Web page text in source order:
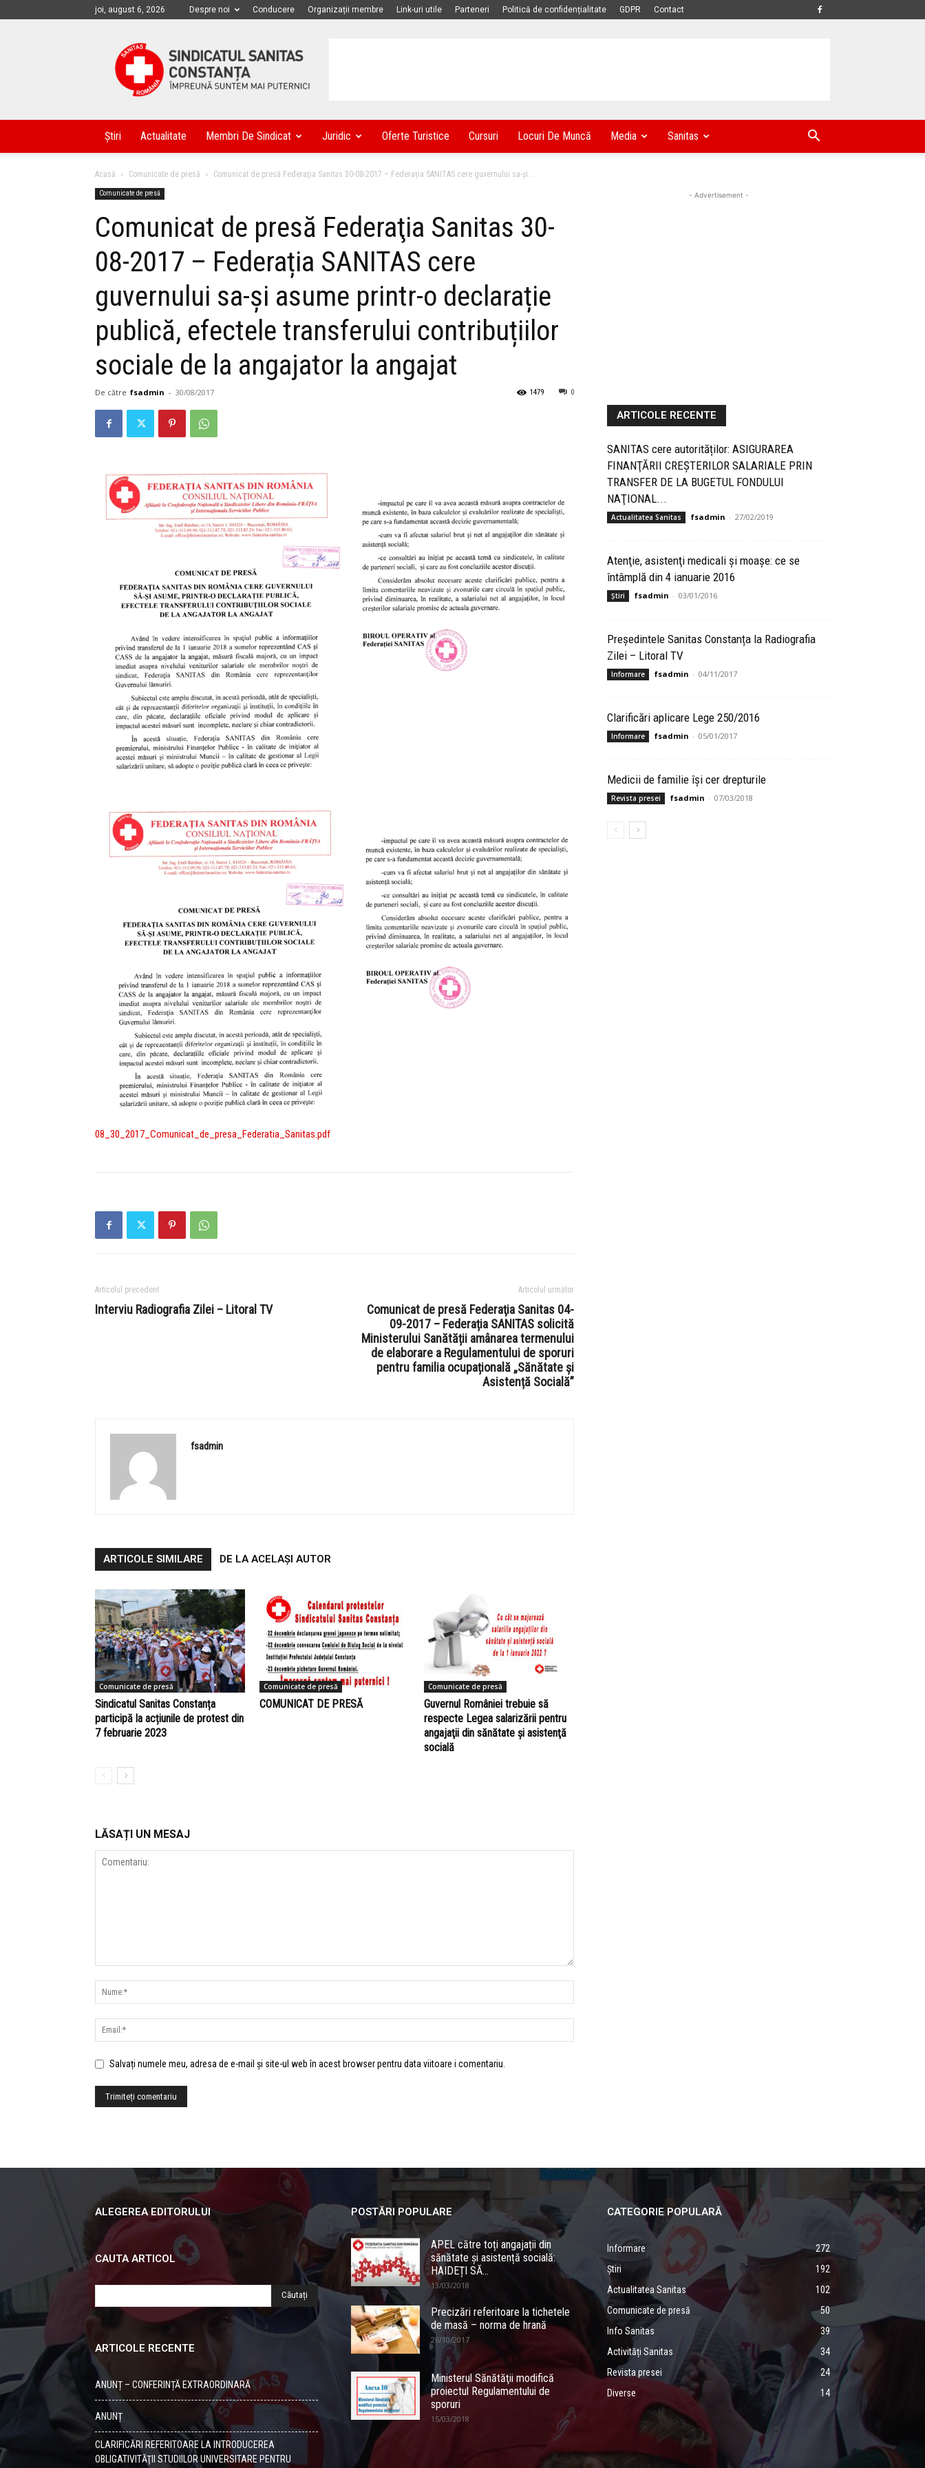
joi, august 6, 2026 Despre noi Conducere Organizații membre Link-uri utile Parteneri Politică de confidențialitate GDPR Contact
Constanța
Știri Actualitate Membri De Sindicat Juridic Oferte Turistice Cursuri Locuri De Muncă Media Sanitas
Acasă Comunicate de presă Comunicat de presă Federaţia Sanitas 30-08-2017 – Federația SANITAS cere guvernului sa-și...
Comunicate de presă
Comunicat de presă Federaţia Sanitas 30-
08-2017 – Federația SANITAS cere
guvernului sa-și asume printr-o declarație
publică, efectele transferului contribuțiilor
sociale de la angajator la angajat
De către fsadmin - 30/08/2017 0
1479
08_30_2017_Comunicat_de_presa_Federatia_Sanitas.pdf
Articolul precedent
Interviu Radiografia Zilei – Litoral TV
Articolul următor
Comunicat de presă Federaţia Sanitas 04-
09-2017 – Federația SANITAS solicită
Ministerului Sanătății amânarea termenului
de elaborare a Regulamentului de sporuri
pentru familia ocupațională „Sănătate și
Asistență Socială”
fsadmin
ARTICOLE SIMILARE DE LA ACELAȘI AUTOR
Comunicate de presă
Sindicatul Sanitas Constanța
participă la acțiunile de protest din
7 februarie 2023
Comunicate de presă
COMUNICAT DE PRESĂ
Comunicate de presă
Guvernul României trebuie să
respecte Legea salarizării pentru
angajaţii din sănătate şi asistenţă
socială
LĂSAȚI UN MESAJ
Salvați numele meu, adresa de e-mail și site-ul web în acest browser pentru data viitoare i comentariu.
- Advertisement -
ARTICOLE RECENTE
SANITAS cere autorităților: ASIGURAREA
FINANŢĂRII CREŞTERILOR SALARIALE PRIN
TRANSFER DE LA BUGETUL FONDULUI
NAŢIONAL...
Actualitatea Sanitas fsadmin - 27/02/2019
Atenţie, asistenţi medicali şi moaşe: ce se
întâmplă din 4 ianuarie 2016
Știri fsadmin - 03/01/2016
Președintele Sanitas Constanța la Radiografia
Zilei – Litoral TV
Informare fsadmin - 04/11/2017
Clarificări aplicare Lege 250/2016
Informare fsadmin - 05/01/2017
Medicii de familie își cer drepturile
Revista presei fsadmin - 07/03/2018
ALEGEREA EDITORULUI
CAUTA ARTICOL
ARTICOLE RECENTE
ANUNȚ – CONFERINȚĂ EXTRAORDINARĂ
ANUNȚ
CLARIFICĂRI REFERITOARE LA INTRODUCEREA
OBLIGATIVITĂŢII STUDIILOR UNIVERSITARE PENTRU
POSTĂRI POPULARE
APEL către toți angajații din
sănătate și asistență socială:
HAIDEȚI SĂ...
13/03/2018
Precizări referitoare la tichetele
de masă – norma de hrană
26/10/2017
Ministerul Sănătăţii modifică
proiectul Regulamentului de
sporuri
15/03/2018
CATEGORIE POPULARĂ
Informare
272
Știri
192
Actualitatea Sanitas
102
Comunicate de presă
50
Info Sanitas
39
Activități Sanitas
34
Revista presei
24
Diverse
14